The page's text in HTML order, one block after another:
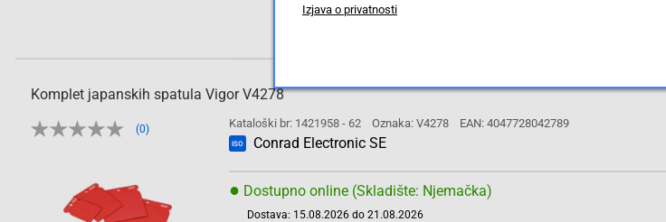
Komplet japanskih spatula Vigor V4278
(0) Kataloški br: 1421958 - 62 Oznaka: V4278 EAN: 4047728042789
ISO Conrad Electronic SE
● Dostupno online (Skladište: Njemačka)
Dostava: 15.08.2026 do 21.08.2026
Izjava o privatnosti